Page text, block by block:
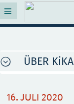
ÜBER KiKA
16. JULI 2020